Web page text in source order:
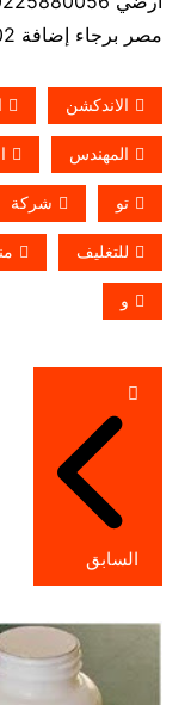
مصر برجاء إضافة 002 كود مصر قبل الرقم
الاندكشن
المهندس
تو شركة
للتغليف
و
تصفّح
المقالات
السابق